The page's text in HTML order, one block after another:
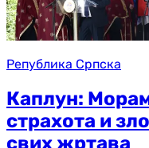
Република Српска
Каплун:
страхота и
свих жртава